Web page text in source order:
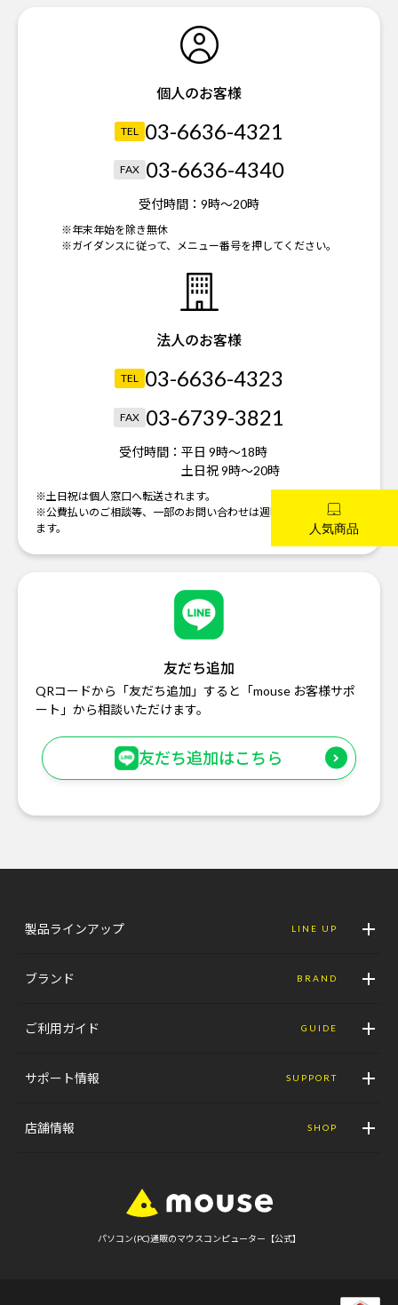
個人のお客様
TEL 03-6636-4321
FAX 03-6636-4340
受付時間： 9時～20時
※年末年始を除き無休
※ガイダンスに従って、メニュー番号を押してください。
法人のお客様
TEL 03-6636-4323
FAX 03-6739-3821
受付時間： 平日 9時～18時
土日祝 9時～20時
※土日祝は個人窓口へ転送されます。
※公費払いのご相談等、一部のお問い合わせは週明けの対応になり
ます。
友だち追加
QRコードから「友だち追加」すると「mouse お客様サポ
ート」から相談いただけます。
友だち追加はこちら
製品ラインアップ LINE UP
ブランド BRAND
ご利用ガイド GUIDE
サポート情報 SUPPORT
店舗情報 SHOP
パソコン(PC)通販のマウスコンピューター【公式】